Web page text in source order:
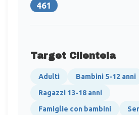
461
Target Clientela
Adulti
Bambini 5-12 anni
Ragazzi 13-18 anni
Famiglie con bambini